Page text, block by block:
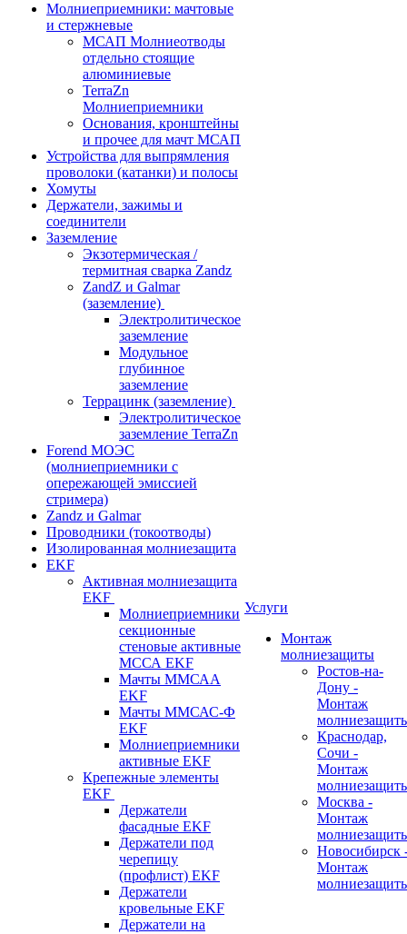
Молниеприемники: мачтовые
и стержневые
МСАП Молниеотводы
отдельно стоящие
алюминиевые
TerraZn
Молниеприемники
Основания, кронштейны
и прочее для мачт МСАП
Устройства для выпрямления
проволоки (катанки) и полосы
Хомуты
Держатели, зажимы и
соединители
Заземление
Экзотермическая /
термитная сварка Zandz
ZandZ и Galmar
(заземление)
Электролитическое
заземление
Модульное
глубинное
заземление
Террацинк (заземление)
Электролитическое
заземление TerraZn
Forend МОЭС
(молниеприемники с
опережающей эмиссией
стримера)
Zandz и Galmar
Проводники (токоотводы)
Изолированная молниезащита
EKF
Активная молниезащита
EKF
Молниеприемники
секционные
стеновые активные
МССА EKF
Мачты ММСАА
EKF
Мачты ММСАС-Ф
EKF
Молниеприемники
активные EKF
Крепежные элементы
EKF
Держатели
фасадные EKF
Держатели под
черепицу
(профлист) EKF
Держатели
кровельные EKF
Держатели на
Услуги
Монтаж
молниезащиты
Ростов-на-
Дону -
Монтаж
Краснодар,
Сочи -
Монтаж
Москва -
Монтаж
Новосибирск
Монтаж